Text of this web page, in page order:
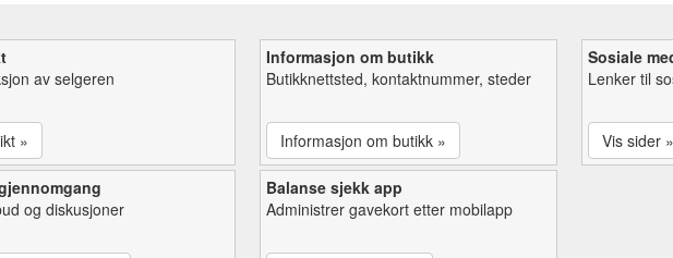
av selgeren
»
Informasjon om butikk
Butikknettsted, kontaktnummer, steder
Informasjon om butikk »
Sosiale
Lenker til
Vis sider »
og diskusjoner
Balanse sjekk app
Administrer gavekort etter mobilapp